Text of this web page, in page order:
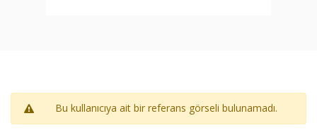
Bu kullanıcıya ait bir referans görseli bulunamadı.